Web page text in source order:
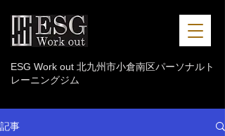
ESG Work out 北九州市小倉南区パーソナルト
レーニングジム
記事